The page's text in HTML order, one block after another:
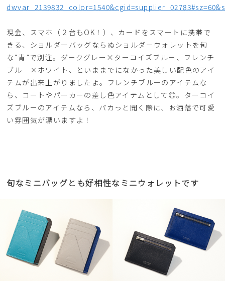
現金、スマホ（２台もOK！）、カードをスマートに携帯で
きる、ショルダーバッグならぬショルダーウォレットを旬
な“青”で別注。ダークグレー×ターコイズブルー、フレンチ
ブルー×ホワイト、といままでになかった美しい配色のアイ
テムが出来上がりましたよ。フレンチブルーのアイテムな
ら、コートやパーカーの差し色アイテムとして◎。ターコイ
ズブルーのアイテムなら、パカっと開く際に、お洒落で可愛
い雰囲気が漂いますよ！
旬なミニバッグとも好相性なミニウォレットです